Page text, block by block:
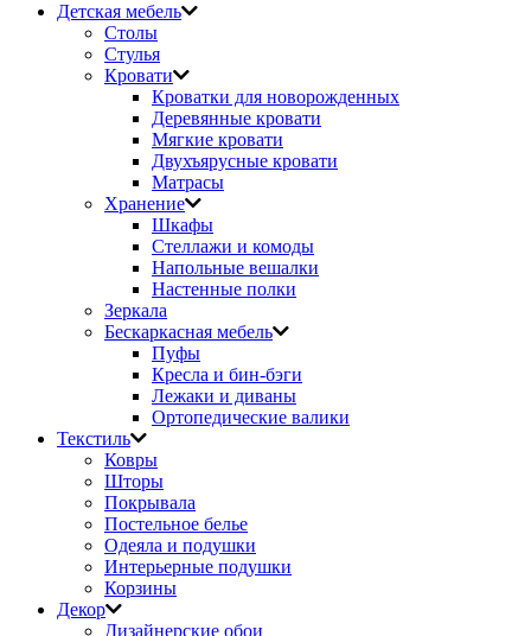
Детская мебель
Столы
Стулья
Кровати
Кроватки для новорожденных
Деревянные кровати
Мягкие кровати
Двухъярусные кровати
Матрасы
Хранение
Шкафы
Стеллажи и комоды
Напольные вешалки
Настенные полки
Зеркала
Бескаркасная мебель
Пуфы
Кресла и бин-бэги
Лежаки и диваны
Ортопедические валики
Текстиль
Ковры
Шторы
Покрывала
Постельное белье
Одеяла и подушки
Интерьерные подушки
Корзины
Декор
Дизайнерские обои